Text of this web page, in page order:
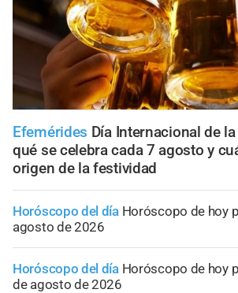
Efemérides Día Internacional de
qué se celebra cada 7 agosto y
origen de la festividad
Horóscopo del día Horóscopo de hoy
agosto de 2026
Horóscopo del día Horóscopo de hoy
de agosto de 2026